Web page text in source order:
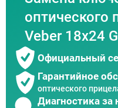
оптического
Veber 18x24
Официальный
Гарантийное
оптического
Диагностика за